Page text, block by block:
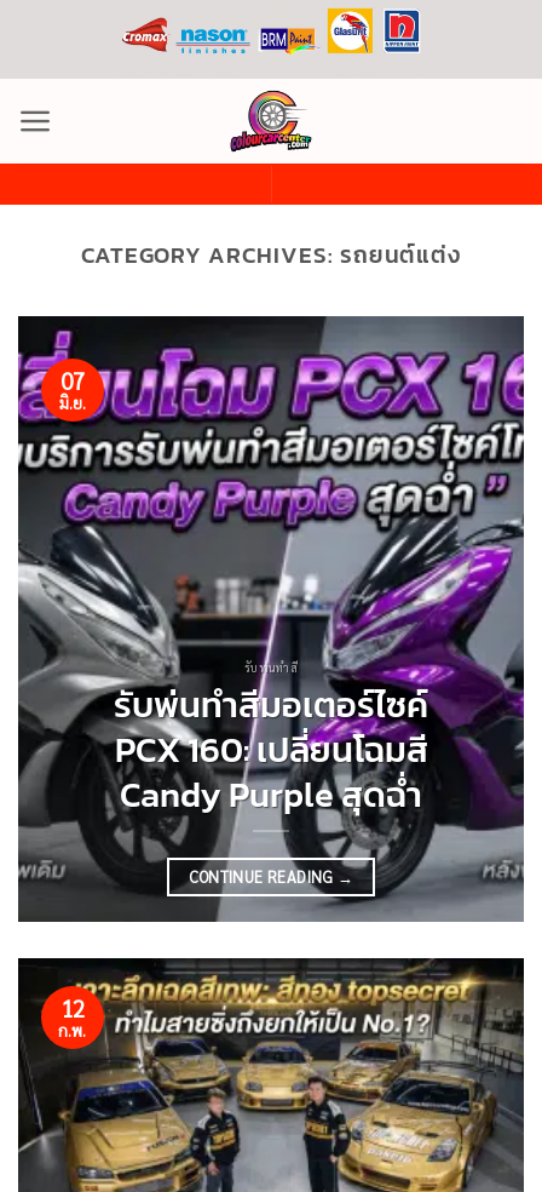
เนื้อหา
CATEGORY ARCHIVES: รถยนต์แต่ง
รับพ่นทำสี
รับพ่นทำสีมอเตอร์ไซค์
PCX 160: เปลี่ยนโฉมสี
Candy Purple สุดฉ่ำ
CONTINUE READING →
07
มิ.ย.
12
ก.พ.